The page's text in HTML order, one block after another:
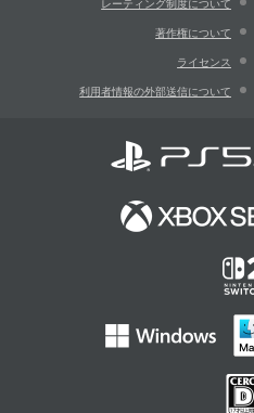
レーティング制度について
著作権について
ライセンス
利用者情報の外部送信について